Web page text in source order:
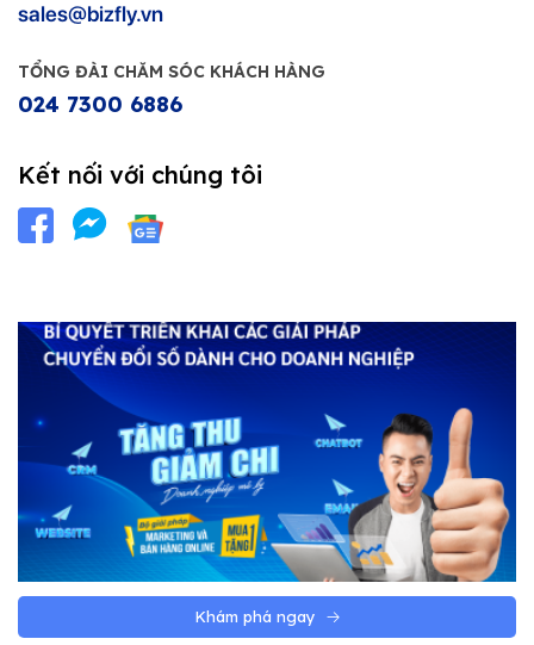
sales@bizfly.vn
TỔNG ĐÀI CHĂM SÓC KHÁCH HÀNG
024 7300 6886
Kết nối với chúng tôi
Khám phá ngay